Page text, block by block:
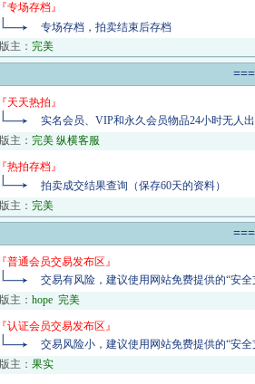
『专场存档』
专场存档，拍卖结束后存档
版主： 完美
『天天热拍』
实名会员、VIP和永久会员物品24小时无人
版主： 完美 纵横客服
『热拍存档』
拍卖成交结果查询（保存60天的资料）
版主： 完美
『普通会员交易发布区』
交易有风险，建议使用网站免费提供的“安全
版主： hope 完美
『认证会员交易发布区』
交易风险小，建议使用网站免费提供的“安全
版主： 果实